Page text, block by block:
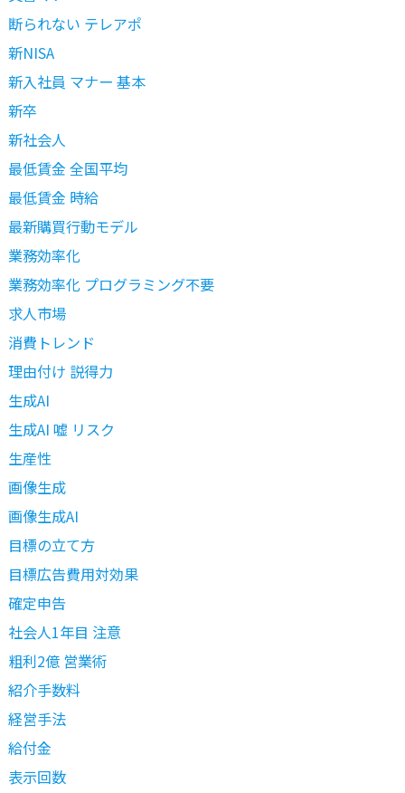
断られない テレアポ
新NISA
新入社員 マナー 基本
新卒
新社会人
最低賃金 全国平均
最低賃金 時給
最新購買行動モデル
業務効率化
業務効率化 プログラミング不要
求人市場
消費トレンド
理由付け 説得力
生成AI
生成AI 嘘 リスク
生産性
画像生成
画像生成AI
目標の立て方
目標広告費用対効果
確定申告
社会人1年目 注意
粗利2億 営業術
紹介手数料
経営手法
給付金
表示回数